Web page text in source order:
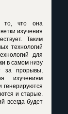
то, что она
изучения
Таким
технологий
для
в самом низу
за прорывы,
изучениям
генерируются
и старые.
всегда будет